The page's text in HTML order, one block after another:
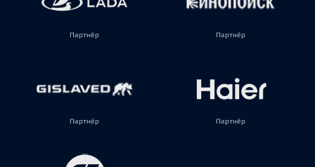
Партнёр Партнёр
Партнёр Партнёр